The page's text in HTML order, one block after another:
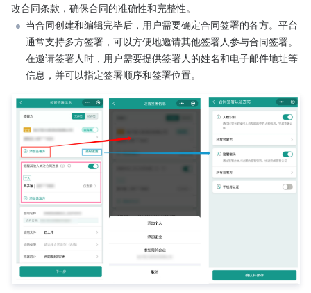
改合同条款，确保合同的准确性和完整性。
当合同创建和编辑完毕后，用户需要确定合同签署的各方。平台
通常支持多方签署，可以方便地邀请其他签署人参与合同签署。
在邀请签署人时，用户需要提供签署人的姓名和电子邮件地址等
信息，并可以指定签署顺序和签署位置。